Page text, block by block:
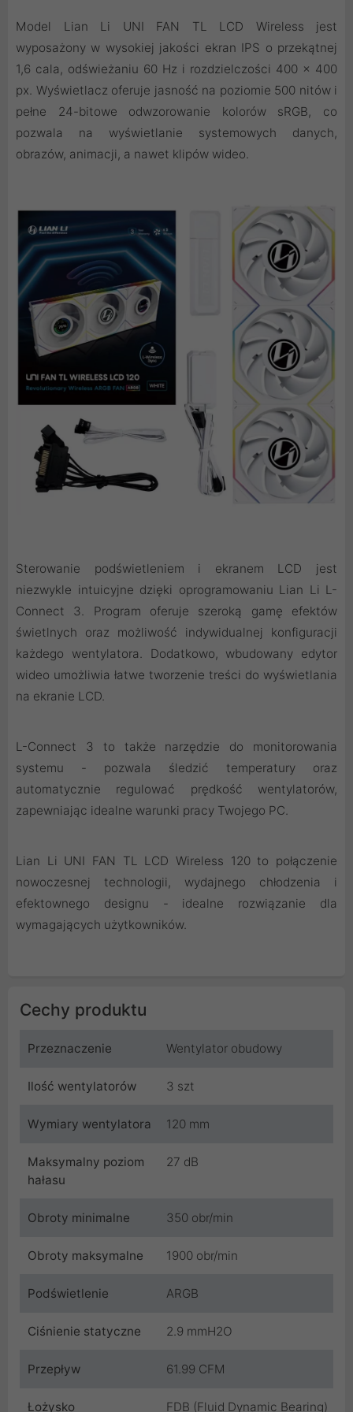
Model Lian Li UNI FAN TL LCD Wireless jest
wyposażony w wysokiej jakości ekran IPS o przekątnej
1,6 cala, odświeżaniu 60 Hz i rozdzielczości 400 × 400
px. Wyświetlacz oferuje jasność na poziomie 500 nitów i
pełne 24-bitowe odwzorowanie kolorów sRGB, co
pozwala na wyświetlanie systemowych danych,
obrazów, animacji, a nawet klipów wideo.
Sterowanie podświetleniem i ekranem LCD jest
niezwykle intuicyjne dzięki oprogramowaniu Lian Li L-
Connect 3. Program oferuje szeroką gamę efektów
świetlnych oraz możliwość indywidualnej konfiguracji
każdego wentylatora. Dodatkowo, wbudowany edytor
wideo umożliwia łatwe tworzenie treści do wyświetlania
na ekranie LCD.
L-Connect 3 to także narzędzie do monitorowania
systemu - pozwala śledzić temperatury oraz
automatycznie regulować prędkość wentylatorów,
zapewniając idealne warunki pracy Twojego PC.
Lian Li UNI FAN TL LCD Wireless 120 to połączenie
nowoczesnej technologii, wydajnego chłodzenia i
efektownego designu - idealne rozwiązanie dla
wymagających użytkowników.
Cechy produktu
Przeznaczenie Wentylator obudowy
Ilość wentylatorów 3 szt
Wymiary wentylatora 120 mm
Maksymalny poziom
hałasu
27 dB
Obroty minimalne 350 obr/min
Obroty maksymalne 1900 obr/min
Podświetlenie ARGB
Ciśnienie statyczne 2.9 mmH2O
Przepływ 61.99 CFM
Łożysko FDB (Fluid Dynamic Bearing)